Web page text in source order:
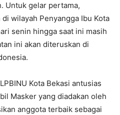
Untuk gelar pertama,
wilayah Penyangga Ibu Kota
senin hingga saat ini masih
ini akan diteruskan di
Kota Bekasi antusias
Masker yang diadakan oleh
anggota terbaik sebagai